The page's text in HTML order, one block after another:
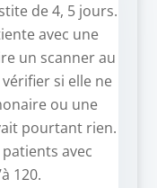
de 4, 5 jours.
avec une
un scanner au
si elle ne
ou une
pourtant rien.
avec
120.